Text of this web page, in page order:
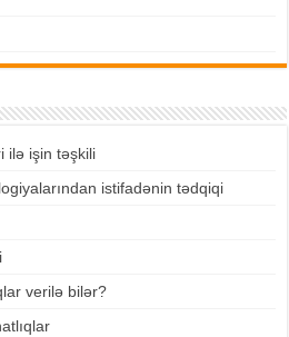
ilə işin təşkili
istifadənin tədqiqi
verilə bilər?